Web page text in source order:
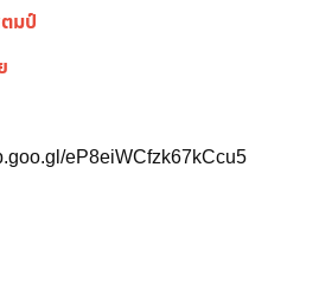
มป์
eP8eiWCfzk67kCcu5